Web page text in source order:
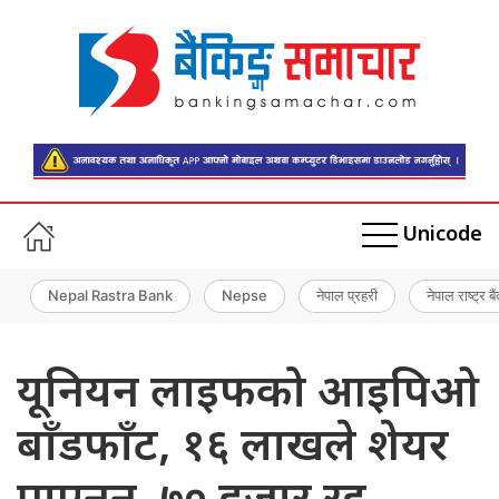
Unicode
Nepal Rastra Bank Nepse नेपाल प्रहरी नेपाल राष्ट्र
यूनियन लाइफको आइपिओ
बाँडफाँट, १६ लाखले शेयर